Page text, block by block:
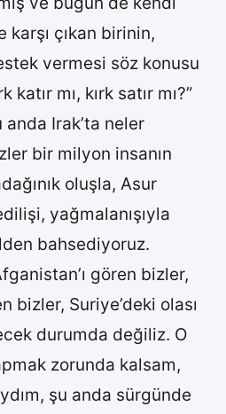
çıkan birinin,
vermesi söz konusu
katır mı, kırk satır mı?”
Irak’ta neler
bir milyon insanın
oluşla, Asur
yağmalanışıyla
bahsediyoruz.
gören bizler,
bizler, Suriye’deki olası
durumda değiliz. O
zorunda kalsam,
şu anda sürgünde